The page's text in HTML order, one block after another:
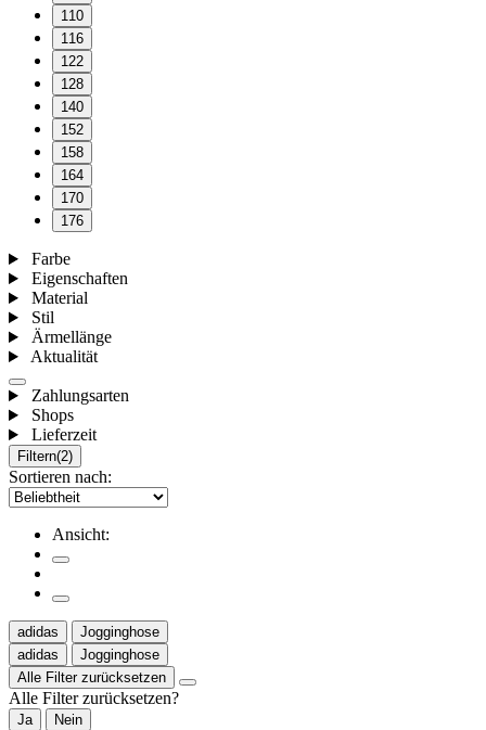
110
116
122
128
140
152
158
164
170
176
Farbe
Eigenschaften
Material
Stil
Ärmellänge
Aktualität
Zahlungsarten
Shops
Lieferzeit
Filtern(2)
Sortieren nach:
Ansicht:
adidas
Jogginghose
adidas
Jogginghose
Alle Filter zurücksetzen
Alle Filter zurücksetzen?
Ja Nein